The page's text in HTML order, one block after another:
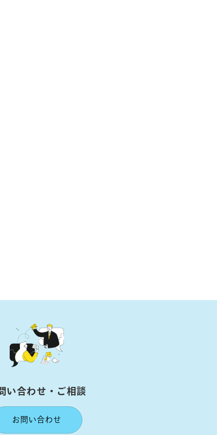
い合わせ・ご相談
お問い合わせ